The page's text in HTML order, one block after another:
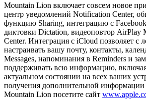
Mountain Lion включает совсем новое
центр уведомлений Notification Center,
функцию Sharing, интеграцию с
диктовки Dictation, видеоповтор AirPlay
Center. Интеграция с iCloud позволяет с
настраивать вашу почту, контакты,
Messages, напоминания в Reminders и
поддерживать всю информацию,
актуальном состоянии на всех ваших
получения дополнительной информации
Mountain Lion посетите сайт